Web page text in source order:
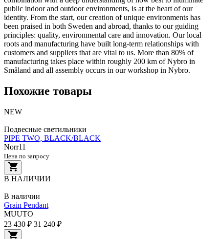
public indoor and outdoor environments, is at the heart of our
identity. From the start, our creation of unique environments has
been praised in both Sweden and abroad, thanks to our guiding
principles: quality, environmental care and innovation. Our local
roots and manufacturing have built long-term relationships with
customers and suppliers that are vital to us. More than 80% of
manufacturing takes place within roughly 200 km of Nybro in
Småland and all assembly occurs in our workshop in Nybro.
Похожие товары
NEW
Подвесные светильники
PIPE TWO, BLACK/BLACK
Norr11
Цена по запросу
В НАЛИЧИИ
В наличии
Grain Pendant
MUUTO
23 430 ₽ 31 240 ₽